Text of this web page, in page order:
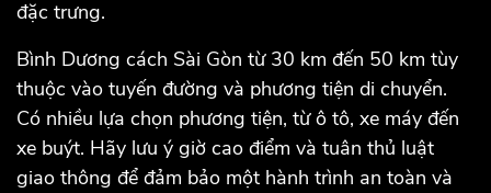
đặc trưng.
Bình Dương cách Sài Gòn từ 30 km đến 50 km tùy
thuộc vào tuyến đường và phương tiện di chuyển.
Có nhiều lựa chọn phương tiện, từ ô tô, xe máy đến
xe buýt. Hãy lưu ý giờ cao điểm và tuân thủ luật
giao thông để đảm bảo một hành trình an toàn và